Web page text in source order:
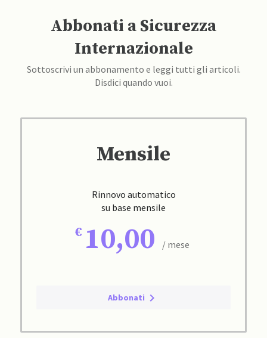
Abbonati a Sicurezza
Internazionale
Sottoscrivi un abbonamento e leggi tutti gli articoli.
Disdici quando vuoi.
Mensile
Rinnovo automatico
su base mensile
10,00 / mese
Abbonati